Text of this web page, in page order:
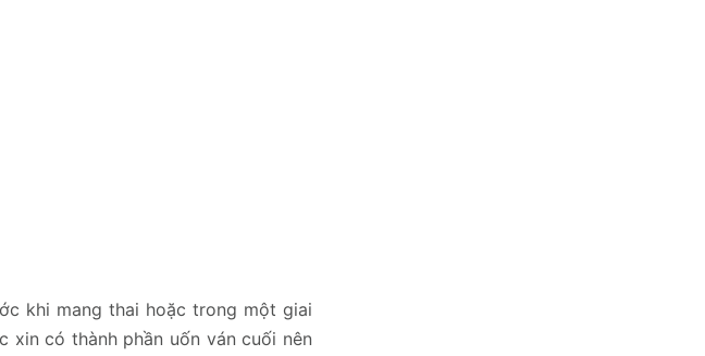
khi mang thai hoặc trong một giai
có thành phần uốn ván cuối nên